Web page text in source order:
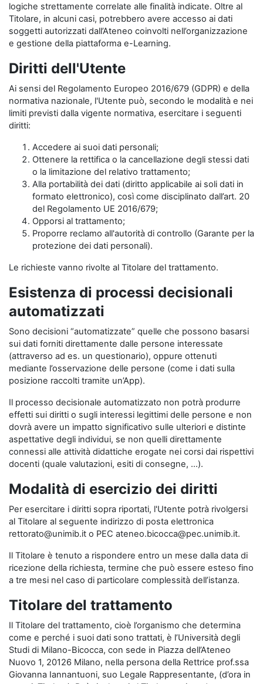
logiche strettamente correlate alle finalità indicate. Oltre al
Titolare, in alcuni casi, potrebbero avere accesso ai dati
soggetti autorizzati dall’Ateneo coinvolti nell’organizzazione
e gestione della piattaforma e-Learning.
Diritti dell'Utente
Ai sensi del Regolamento Europeo 2016/679 (GDPR) e della
normativa nazionale, l'Utente può, secondo le modalità e nei
limiti previsti dalla vigente normativa, esercitare i seguenti
diritti:
Accedere ai suoi dati personali;
Ottenere la rettifica o la cancellazione degli stessi dati
o la limitazione del relativo trattamento;
Alla portabilità dei dati (diritto applicabile ai soli dati in
formato elettronico), così come disciplinato dall’art. 20
del Regolamento UE 2016/679;
Opporsi al trattamento;
Proporre reclamo all'autorità di controllo (Garante per la
protezione dei dati personali).
Le richieste vanno rivolte al Titolare del trattamento.
Esistenza di processi decisionali
automatizzati
Sono decisioni “automatizzate” quelle che possono basarsi
sui dati forniti direttamente dalle persone interessate
(attraverso ad es. un questionario), oppure ottenuti
mediante l’osservazione delle persone (come i dati sulla
posizione raccolti tramite un’App).
Il processo decisionale automatizzato non potrà produrre
effetti sui diritti o sugli interessi legittimi delle persone e non
dovrà avere un impatto significativo sulle ulteriori e distinte
aspettative degli individui, se non quelli direttamente
connessi alle attività didattiche erogate nei corsi dai rispettivi
docenti (quale valutazioni, esiti di consegne, …).
Modalità di esercizio dei diritti
Per esercitare i diritti sopra riportati, l'Utente potrà rivolgersi
al Titolare al seguente indirizzo di posta elettronica
rettorato@unimib.it o PEC ateneo.bicocca@pec.unimib.it.
Il Titolare è tenuto a rispondere entro un mese dalla data di
ricezione della richiesta, termine che può essere esteso fino
a tre mesi nel caso di particolare complessità dell’istanza.
Titolare del trattamento
Il Titolare del trattamento, cioè l’organismo che determina
come e perché i suoi dati sono trattati, è l’Università degli
Studi di Milano-Bicocca, con sede in Piazza dell’Ateneo
Nuovo 1, 20126 Milano, nella persona della Rettrice prof.ssa
Giovanna Iannantuoni, suo Legale Rappresentante, (d’ora in